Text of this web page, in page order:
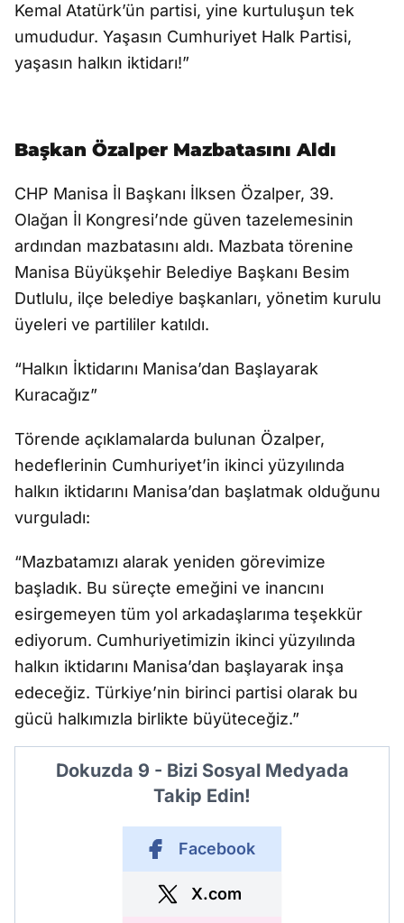
Kemal Atatürk’ün partisi, yine kurtuluşun tek
umududur. Yaşasın Cumhuriyet Halk Partisi,
yaşasın halkın iktidarı!”
Başkan Özalper Mazbatasını Aldı
CHP Manisa İl Başkanı İlksen Özalper, 39.
Olağan İl Kongresi’nde güven tazelemesinin
ardından mazbatasını aldı. Mazbata törenine
Manisa Büyükşehir Belediye Başkanı Besim
Dutlulu, ilçe belediye başkanları, yönetim kurulu
üyeleri ve partililer katıldı.
“Halkın İktidarını Manisa’dan Başlayarak
Kuracağız”
Törende açıklamalarda bulunan Özalper,
hedeflerinin Cumhuriyet’in ikinci yüzyılında
halkın iktidarını Manisa’dan başlatmak olduğunu
vurguladı:
“Mazbatamızı alarak yeniden görevimize
başladık. Bu süreçte emeğini ve inancını
esirgemeyen tüm yol arkadaşlarıma teşekkür
ediyorum. Cumhuriyetimizin ikinci yüzyılında
halkın iktidarını Manisa’dan başlayarak inşa
edeceğiz. Türkiye’nin birinci partisi olarak bu
gücü halkımızla birlikte büyüteceğiz.”
Dokuzda 9 - Bizi Sosyal Medyada
Takip Edin!
Facebook
X.com